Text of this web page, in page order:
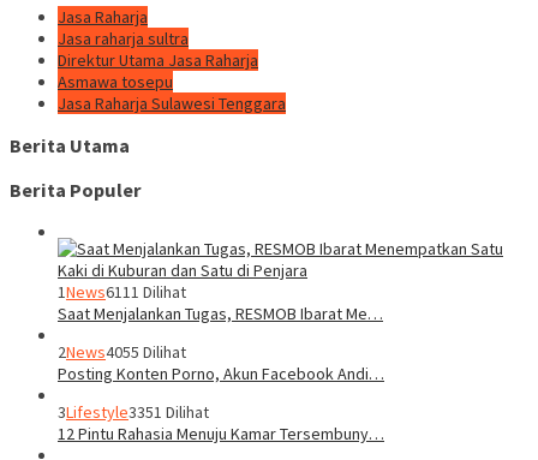
Jasa Raharja
Jasa raharja sultra
Direktur Utama Jasa Raharja
Asmawa tosepu
Jasa Raharja Sulawesi Tenggara
Berita Utama
Berita Populer
1News6111 Dilihat
Saat Menjalankan Tugas, RESMOB Ibarat Me…
2News4055 Dilihat
Posting Konten Porno, Akun Facebook Andi…
3Lifestyle3351 Dilihat
12 Pintu Rahasia Menuju Kamar Tersembuny…